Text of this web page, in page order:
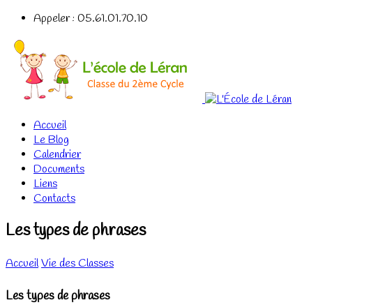
Appeler : 05.61.01.70.10
Accueil
Le Blog
Calendrier
Documents
Liens
Contacts
Les types de phrases
AccueilVie des Classes
Les types de phrases